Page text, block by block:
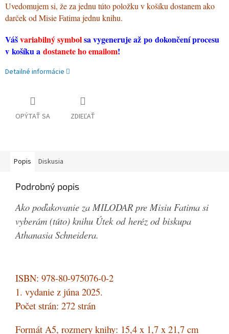
Uvedomujem si, že za jednu túto položku v košíku dostanem ako
darček od Misie Fatima jednu knihu.
Vášvariabilný symbolsa vygeneruje až po dokončení procesu
v košíku a dostanete ho emailom!
Detailné informácie
OPÝTAŤ SA ZDIEĽAŤ
Popis Diskusia
Podrobný popis
Ako poďakovanie za MILODAR pre Misiu Fatima si
vyberám (túto) knihu Útek od heréz od biskupa
Athanasia Schneidera.
ISBN: 978-80-975076-0-2
1. vydanie z júna 2025.
Počet strán: 272 strán
Formát A5, rozmery knihy: 15,4 x 1,7 x 21,7 cm